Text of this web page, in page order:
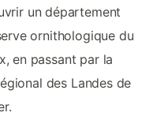
un département
ornithologique du
en passant par la
des Landes de